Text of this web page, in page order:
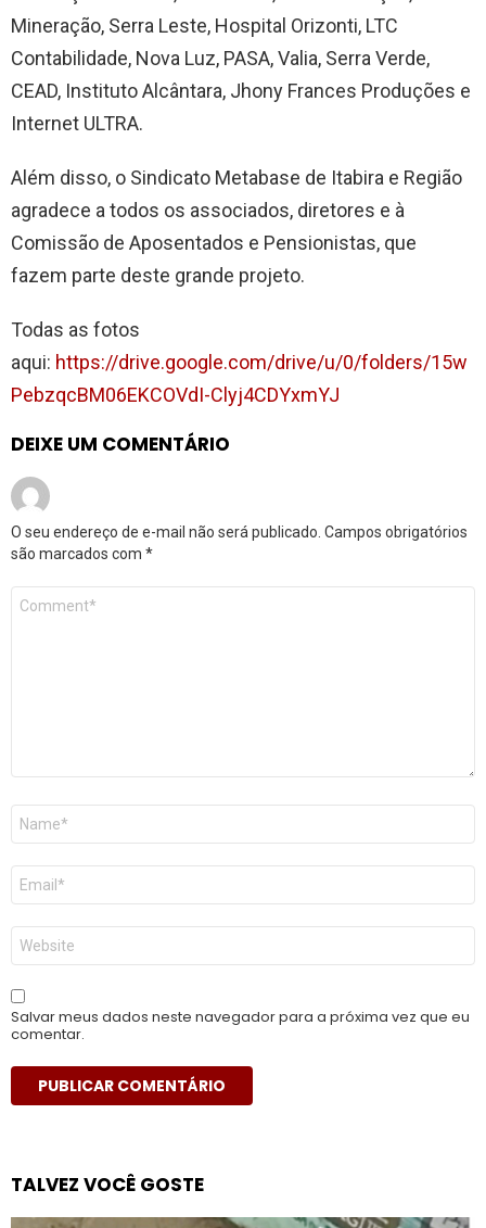
Mineração, Serra Leste, Hospital Orizonti, LTC
Contabilidade, Nova Luz, PASA, Valia, Serra Verde,
CEAD, Instituto Alcântara, Jhony Frances Produções e
Internet ULTRA.
Além disso, o Sindicato Metabase de Itabira e Região
agradece a todos os associados, diretores e à
Comissão de Aposentados e Pensionistas, que
fazem parte deste grande projeto.
Todas as fotos
aqui: https://drive.google.com/drive/u/0/folders/15w
PebzqcBM06EKCOVdI-Clyj4CDYxmYJ
DEIXE UM COMENTÁRIO
O seu endereço de e-mail não será publicado. Campos obrigatórios
são marcados com *
Comentário
Nome
E-
mail
*
Site
Salvar meus dados neste navegador para a próxima vez que eu
comentar.
TALVEZ VOCÊ GOSTE